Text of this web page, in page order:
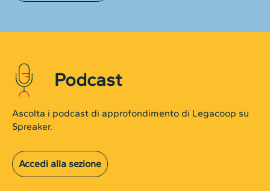
Podcast
Ascolta i podcast di approfondimento di Legacoop su
Spreaker.
Accedi alla sezione